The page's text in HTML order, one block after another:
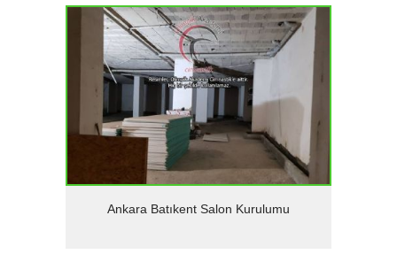
Detaylar
Ankara Batıkent Salon Kurulumu